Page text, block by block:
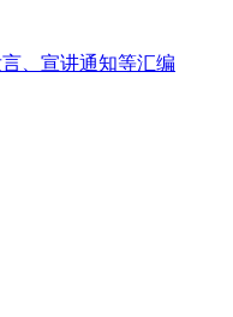
、宣讲通知等汇编